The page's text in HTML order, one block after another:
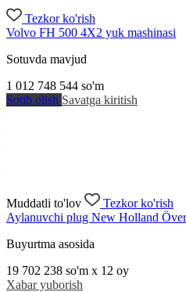
Tezkor ko'rish
Volvo FH 500 4X2 yuk mashinasi
Sotuvda mavjud
1 012 748 544 so'm
Sotib olish Savatga kiritish
Muddatli to'lov
Tezkor ko'rish
Aylanuvchi plug New Holland
Buyurtma asosida
19 702 238 so'm x 12 oy
Xabar yuborish